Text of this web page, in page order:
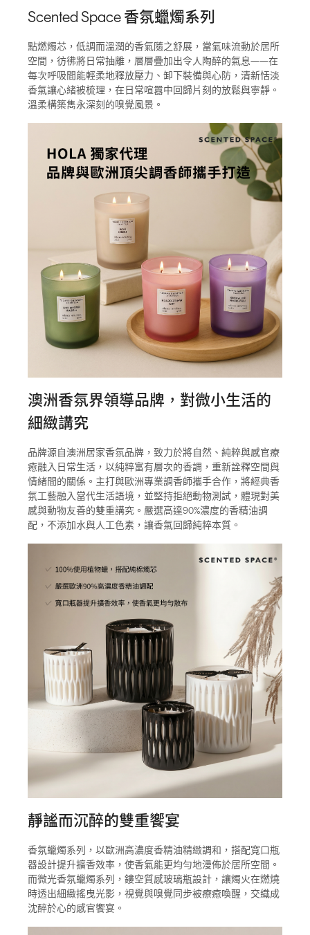
Scented Space 香氛蠟燭系列
點燃燭芯，低調而溫潤的香氣隨之舒展，當氣味流動於居所
空間，彷彿將日常抽離，層層疊加出令人陶醉的氣息——在
每次呼吸間能輕柔地釋放壓力、卸下裝備與心防，清新恬淡
香氣讓心緒被梳理，在日常喧囂中回歸片刻的放鬆與寧靜。
溫柔構築雋永深刻的嗅覺風景。
澳洲香氛界領導品牌，對微小生活的
細緻講究
品牌源自澳洲居家香氛品牌，致力於將自然、純粹與感官療
癒融入日常生活，以純粹富有層次的香調，重新詮釋空間與
情緒間的關係。主打與歐洲專業調香師攜手合作，將經典香
氛工藝融入當代生活語境，並堅持拒絕動物測試，體現對美
感與動物友善的雙重講究。嚴選高達90%濃度的香精油調
配，不添加水與人工色素，讓香氣回歸純粹本質。
靜謐而沉醉的雙重饗宴
香氛蠟燭系列，以歐洲高濃度香精油精緻調和，搭配寬口瓶
器設計提升擴香效率，使香氣能更均勻地漫佈於居所空間。
而微光香氛蠟燭系列，鏤空質感玻璃瓶設計，讓燭火在燃燒
時透出細緻搖曳光影，視覺與嗅覺同步被療癒喚醒，交織成
沈醉於心的感官饗宴。